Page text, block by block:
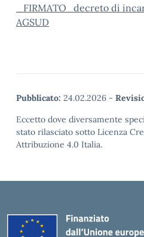
_FIRMATO_decreto di
AGSUD
Pubblicato: 24.02.2026 -
Eccetto dove diversamente
stato rilasciato sotto Licenza
Attribuzione 4.0 Italia.